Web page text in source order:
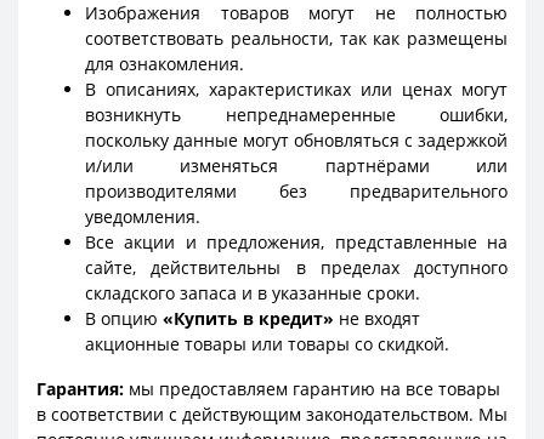
Изображения товаров могут не полностью
соответствовать реальности, так как размещены
для ознакомления.
В описаниях, характеристиках или ценах могут
возникнуть непреднамеренные ошибки,
поскольку данные могут обновляться с задержкой
и/или изменяться партнёрами или
производителями без предварительного
уведомления.
Все акции и предложения, представленные на
сайте, действительны в пределах доступного
складского запаса и в указанные сроки.
В опцию «Купить в кредит» не входят
акционные товары или товары со скидкой.
Гарантия: мы предоставляем гарантию на все товары
в соответствии с действующим законодательством. Мы